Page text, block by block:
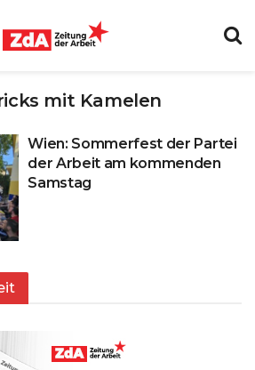
mit Kamelen
Wien: Sommerfest der Partei
der Arbeit am kommenden
Samstag